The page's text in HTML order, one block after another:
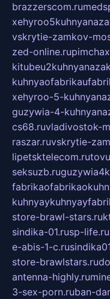
brazzerscom.ru
vskrytie-zamkov-
zed-online.ru
xehyroo-5-
guzywia-4-
cs68.ruvladivostok-
raszar.ruvskrytie-
lipetsktelecom.ru
seksuzb.ru
store-brawl-stars.ru
sindika-01.rusp-life.ru
e-abis-1-c.ru
store-brawlstars.ru
antenna-highly.ru
3-sex-porn.ruban-